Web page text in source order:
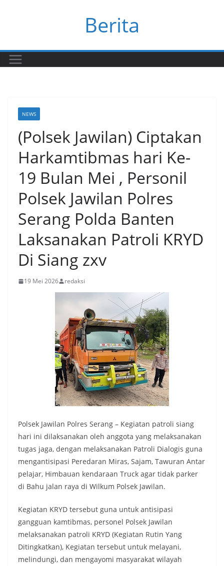
Berita
NEWS
(Polsek Jawilan) Ciptakan
Harkamtibmas hari Ke-
19 Bulan Mei , Personil
Polsek Jawilan Polres
Serang Polda Banten
Laksanakan Patroli KRYD
Di Siang zxv
19 Mei 2026 redaksi
Polsek Jawilan Polres Serang – Kegiatan patroli siang
hari ini dilaksanakan oleh anggota yang melaksanakan
tugas jaga, dengan melaksanakan Patroli Dialogis guna
mengantisipasi Peredaran Miras, Sajam, Tawuran Antar
pelajar, Himbauan kendaraan Truck agar tidak parker
di Bahu jalan raya di Wilkum Polsek Jawilan.
Kegiatan KRYD tersebut guna untuk antisipasi
gangguan kamtibmas, personel Polsek Jawilan
melaksanakan patroli KRYD (Kegiatan Rutin Yang
Ditingkatkan), Kegiatan tersebut untuk melayani,
melindungi, dan mengayomi masyarakat wilayah